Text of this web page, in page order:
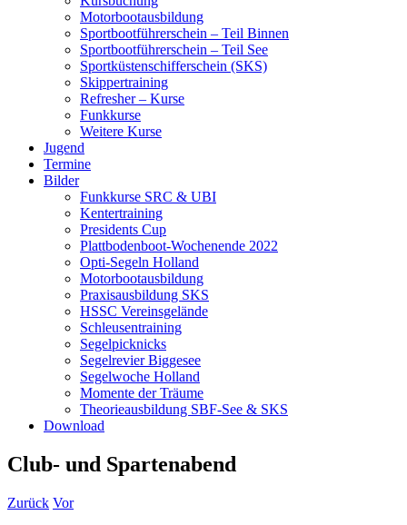
Motorbootausbildung
Sportbootführerschein – Teil Binnen
Sportbootführerschein – Teil See
Sportküstenschifferschein (SKS)
Skippertraining
Refresher – Kurse
Funkkurse
Weitere Kurse
Jugend
Termine
Bilder
Funkkurse SRC & UBI
Kentertraining
Presidents Cup
Plattbodenboot-Wochenende 2022
Opti-Segeln Holland
Motorbootausbildung
Praxisausbildung SKS
HSSC Vereinsgelände
Schleusentraining
Segelpicknicks
Segelrevier Biggesee
Segelwoche Holland
Momente der Träume
Theorieausbildung SBF-See & SKS
Download
Club- und Spartenabend
Zurück Vor